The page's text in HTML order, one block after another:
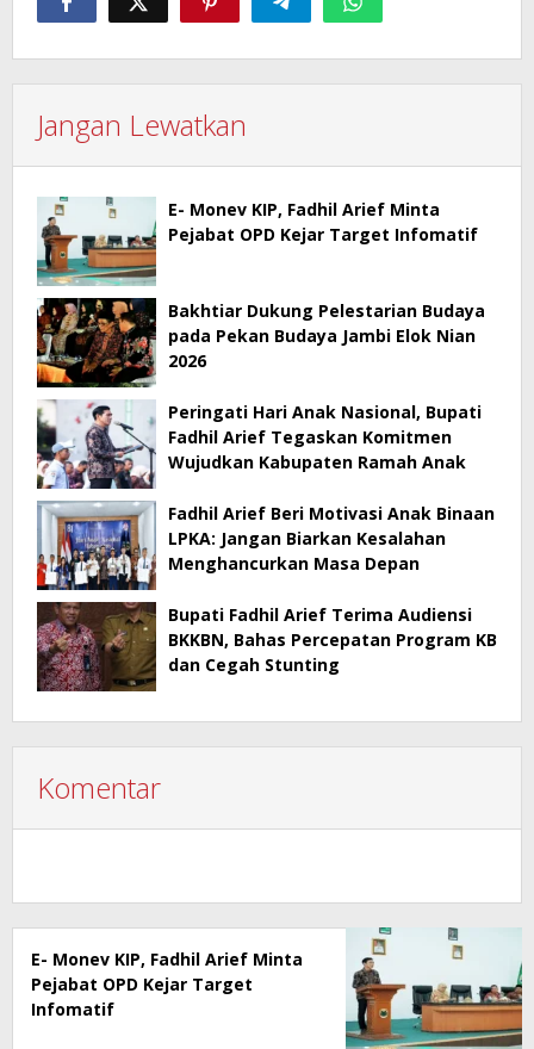
Jangan Lewatkan
E- Monev KIP, Fadhil Arief Minta
Pejabat OPD Kejar Target Infomatif
Bakhtiar Dukung Pelestarian Budaya
pada Pekan Budaya Jambi Elok Nian
2026
Peringati Hari Anak Nasional, Bupati
Fadhil Arief Tegaskan Komitmen
Wujudkan Kabupaten Ramah Anak
Fadhil Arief Beri Motivasi Anak Binaan
LPKA: Jangan Biarkan Kesalahan
Menghancurkan Masa Depan
Bupati Fadhil Arief Terima Audiensi
BKKBN, Bahas Percepatan Program KB
dan Cegah Stunting
Komentar
E- Monev KIP, Fadhil Arief Minta
Pejabat OPD Kejar Target
Infomatif